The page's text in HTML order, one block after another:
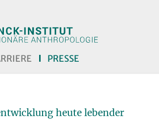
PRESSE
heute lebender